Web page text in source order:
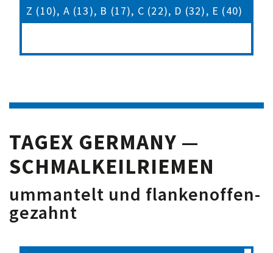
Z (10), A (13), B (17), C (22), D (32), E (40)
GEZAHNT
TAGEX GERMANY —
SCHMALKEILRIEMEN
ummantelt und flankenoffen-
gezahnt